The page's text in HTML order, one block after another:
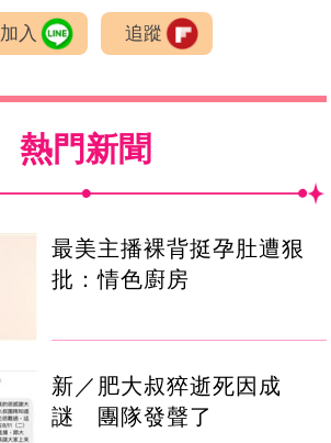
加入 追蹤
熱門新聞
最美主播裸背挺孕肚遭狠
批：情色廚房
新／肥大叔猝逝死因成
謎 團隊發聲了